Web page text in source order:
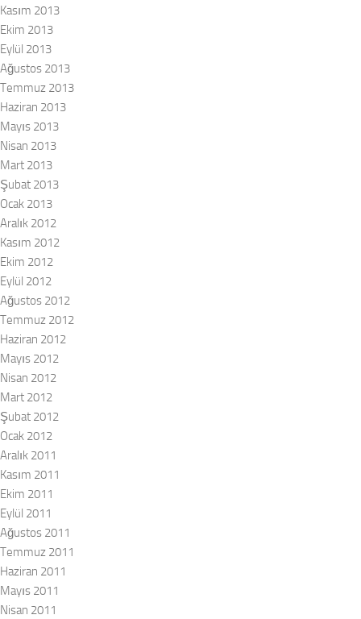
Kasım 2013
Ekim 2013
Eylül 2013
Ağustos 2013
Temmuz 2013
Haziran 2013
Mayıs 2013
Nisan 2013
Mart 2013
Şubat 2013
Ocak 2013
Aralık 2012
Kasım 2012
Ekim 2012
Eylül 2012
Ağustos 2012
Temmuz 2012
Haziran 2012
Mayıs 2012
Nisan 2012
Mart 2012
Şubat 2012
Ocak 2012
Aralık 2011
Kasım 2011
Ekim 2011
Eylül 2011
Ağustos 2011
Temmuz 2011
Haziran 2011
Mayıs 2011
Nisan 2011